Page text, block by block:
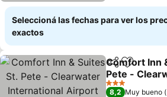
Seleccioná las fechas para ver los
exactos
Compartir
Añadir
Comfort Inn
Pete -
International
3 Estrellas
8,2 Muy bueno